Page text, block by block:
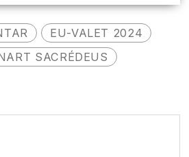
EU-VALET 2024
SACRÉDEUS